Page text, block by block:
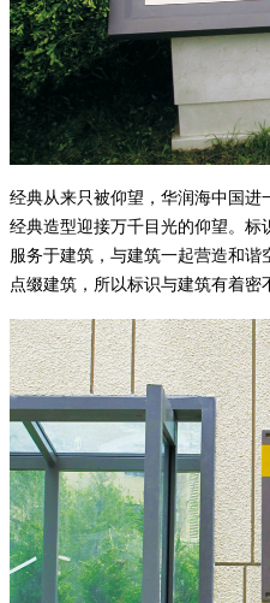
经典从来只被仰望，华润海中国进
经典造型迎接万千目光的仰望。标
服务于建筑，与建筑一起营造和
点缀建筑，所以标识与建筑有着密